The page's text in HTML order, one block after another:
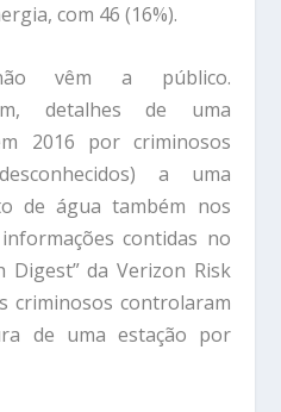
com 46 (16%).
vêm a público.
detalhes de uma
2016 por criminosos
a uma
de água também nos
contidas no
Digest” da Verizon Risk
criminosos controlaram
de uma estação por